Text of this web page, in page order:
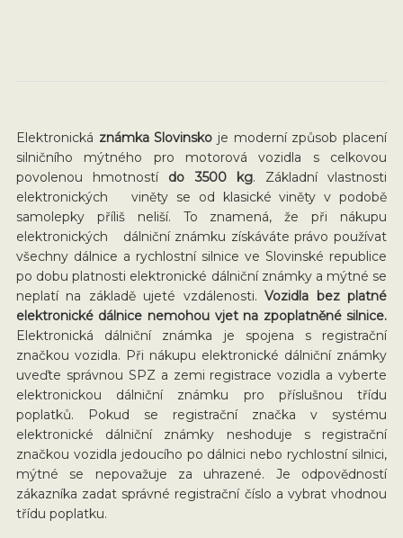
Elektronická známka Slovinsko je moderní způsob placení
silničního mýtného pro motorová vozidla s celkovou
povolenou hmotností do 3500 kg. Základní vlastnosti
elektronických viněty se od klasické viněty v podobě
samolepky příliš neliší. To znamená, že při nákupu
elektronických dálniční známku získáváte právo používat
všechny dálnice a rychlostní silnice ve Slovinské republice
po dobu platnosti elektronické dálniční známky a mýtné se
neplatí na základě ujeté vzdálenosti.Vozidla bez platné
elektronické dálnice nemohou vjet na zpoplatněné silnice.
Elektronická dálniční známka je spojena s registrační
značkou vozidla. Při nákupu elektronické dálniční známky
uveďte správnou SPZ a zemi registrace vozidla a vyberte
elektronickou dálniční známku pro příslušnou třídu
poplatků. Pokud se registrační značka v systému
elektronické dálniční známky neshoduje s registrační
značkou vozidla jedoucího po dálnici nebo rychlostní silnici,
mýtné se nepovažuje za uhrazené. Je odpovědností
zákazníka zadat správné registrační číslo a vybrat vhodnou
třídu poplatku.